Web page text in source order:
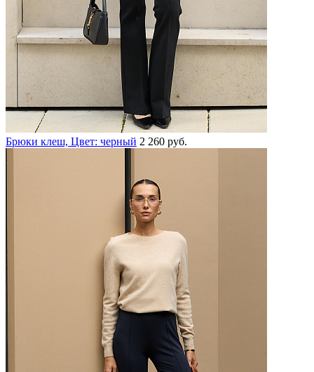
Брюки клеш, Цвет: черный 2 260 руб.